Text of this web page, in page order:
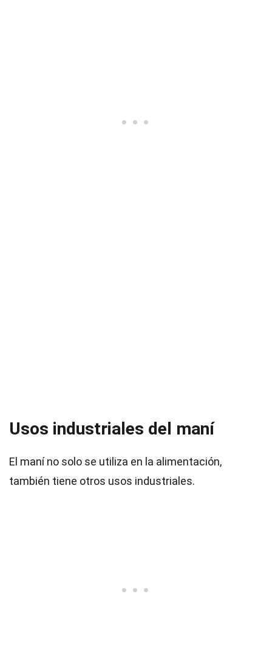
Usos industriales del maní
El maní no solo se utiliza en la alimentación,
también tiene otros usos industriales.